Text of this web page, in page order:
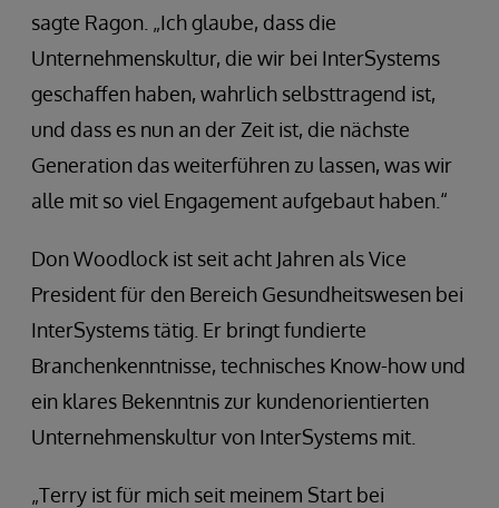
sagte Ragon. „Ich glaube, dass die
Unternehmenskultur, die wir bei InterSystems
geschaffen haben, wahrlich selbsttragend ist,
und dass es nun an der Zeit ist, die nächste
Generation das weiterführen zu lassen, was wir
alle mit so viel Engagement aufgebaut haben.“
Don Woodlock ist seit acht Jahren als Vice
President für den Bereich Gesundheitswesen bei
InterSystems tätig. Er bringt fundierte
Branchenkenntnisse, technisches Know-how und
ein klares Bekenntnis zur kundenorientierten
Unternehmenskultur von InterSystems mit.
„Terry ist für mich seit meinem Start bei